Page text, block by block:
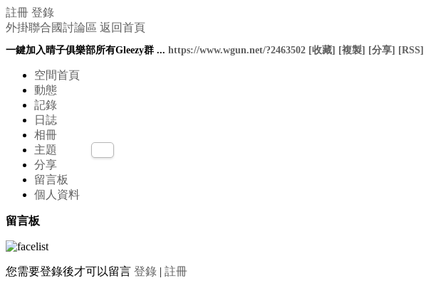
註冊 登錄
外掛聯合國討論區 返回首頁
一鍵加入晴子俱樂部所有Gleezy群 ... https://www.wgun.net/?2463502 [收藏] [複製] [分享] [RSS]
空間首頁
動態
記錄
日誌
相冊
主題
分享
留言板
個人資料
留言板
您需要登錄後才可以留言 登錄 | 註冊